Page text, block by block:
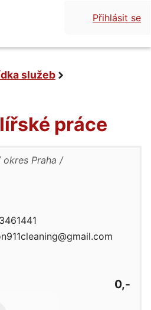
Přihlásit se
služeb
práce
okres Praha
0,-